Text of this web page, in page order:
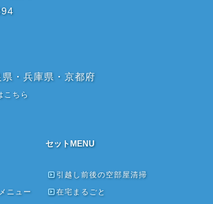
・兵庫県・京都府
こちら
ニュー
セットMENU
引越し前後の空部屋清掃
在宅まるごと